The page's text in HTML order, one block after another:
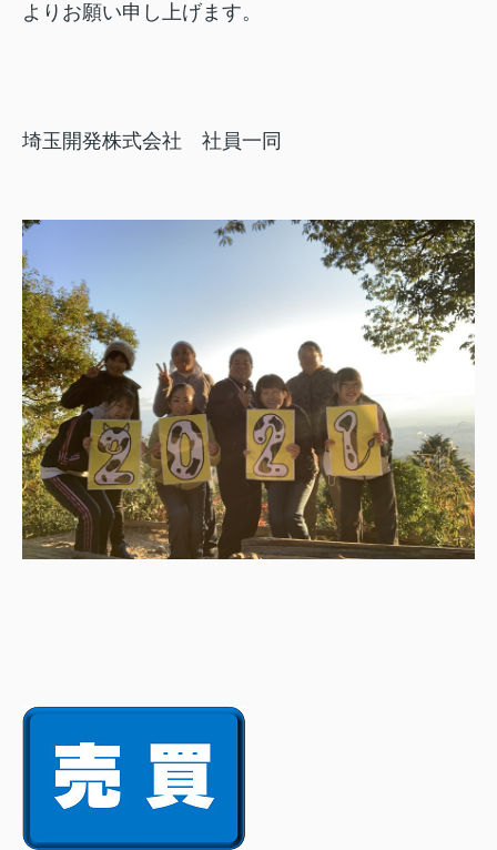
よりお願い申し上げます。
埼玉開発株式会社 社員一同